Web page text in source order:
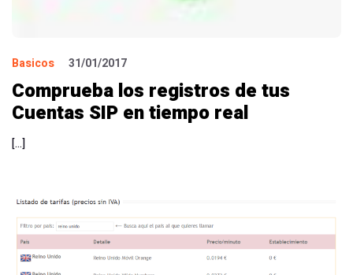
Basicos 31/01/2017
Comprueba los registros de tus
Cuentas SIP en tiempo real
[…]